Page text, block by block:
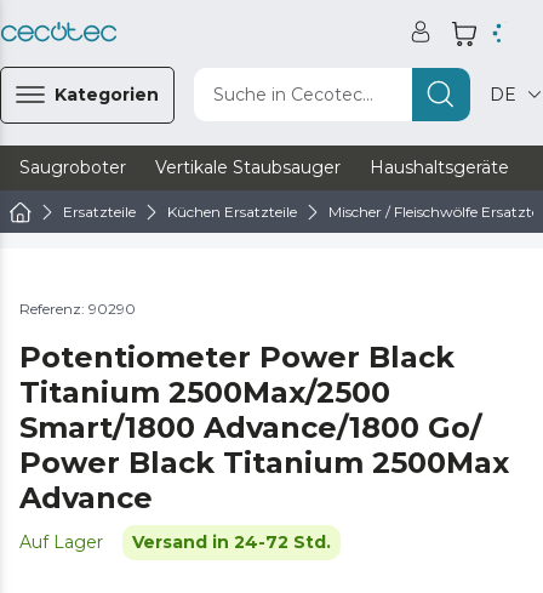
Kategorien Suche in Cecotec... DE
Saugroboter Vertikale Staubsauger Haushaltsgeräte
Ersatzteile Küchen Ersatzteile Mischer / Fleischwölfe
Referenz: 90290
Potentiometer Power Black
Titanium 2500Max/2500
Smart/1800 Advance/1800 Go/
Power Black Titanium 2500Max
Advance
Auf Lager Versand in 24-72 Std.